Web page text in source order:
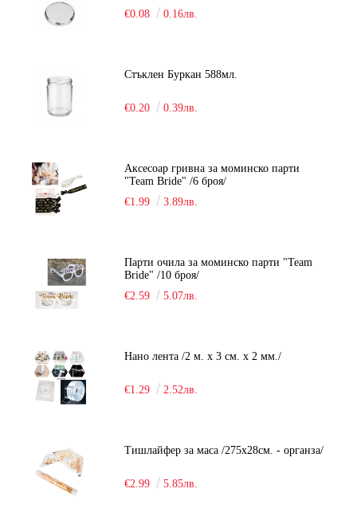
€0.08
0.16лв.
Стъклен Буркан 588мл.
€0.20 0.39лв.
Аксесоар гривна за моминско парти
"Team Bride" /6 броя/
€1.99
3.89лв.
Парти очила за моминско парти "Team
Bride" /10 броя/
€2.59
5.07лв.
Нано лента /2 м. х 3 см. х 2 мм./
€1.29 2.52лв.
Тишлайфер за маса /275х28см. - органза/
€2.99 5.85лв.